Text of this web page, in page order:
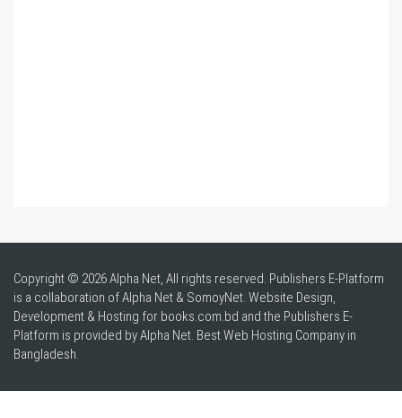
Copyright © 2026 Alpha Net, All rights reserved. Publishers E-Platform
is a collaboration of Alpha Net & SomoyNet. Website Design,
Development & Hosting for books.com.bd and the Publishers E-
Platform is provided by Alpha Net. BestWeb Hosting Company in
Bangladesh.